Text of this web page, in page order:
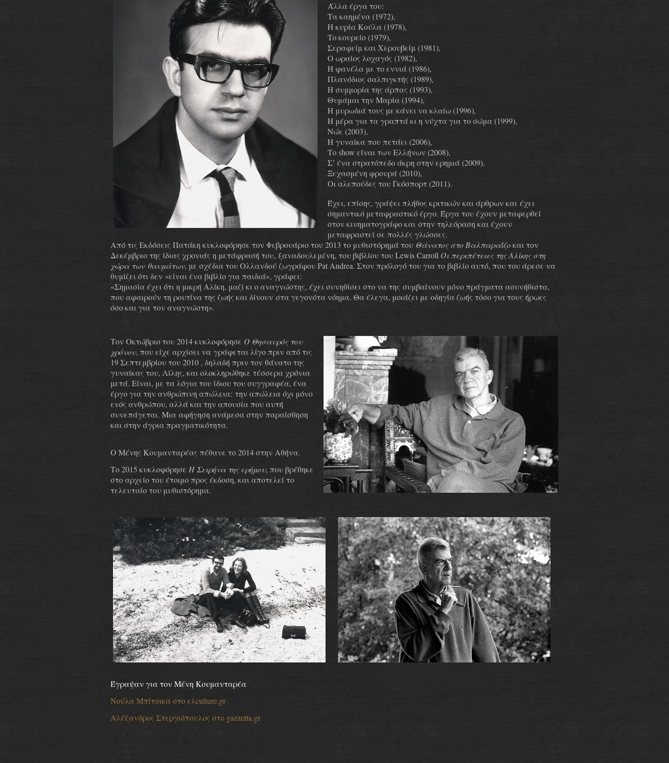
Άλλα έργα του:
Τα καημένα (1972),
Η κυρία Κούλα (1978),
Το κουρείο (1979),
Σεραφείμ και Χερουβείμ (1981),
Ο ωραίος λοχαγός (1982),
Η φανέλα με το εννιά (1986),
Πλανόδιος σαλπιγκτής (1989),
Η συμμορία της άρπας (1993),
Θυμάμαι την Μαρία (1994),
Η μυρωδιά τους με κάνει να κλαίω (1996),
Η μέρα για τα γραπτά κι η νύχτα για το σώμα (1999),
Νώε (2003),
Η γυναίκα που πετάει (2006),
Το show είναι των Ελλήνων (2008),
Σ’ ένα στρατόπεδο άκρη στην ερημιά (2009),
Ξεχασμένη φρουρά (2010),
Οι αλεπούδες του Γκόσπορτ (2011).
Έχει, επίσης, γράψει πλήθος κριτικών και άρθρων και έχει
σημαντικό μεταφραστικό έργο. Έργα του έχουν μεταφερθεί
στον κινηματογράφο και στην τηλεόραση και έχουν
μεταφραστεί σε πολλές γλώσσες.
Από τις Εκδόσεις Πατάκη κυκλοφόρησε τον Φεβρουάριο του 2013 το μυθιστόρημά του Θάνατος στο Βαλπαραΐζοκαι τον
Δεκέμβριο της ίδιας χρονιάς η μετάφρασή του, ξαναδουλεμένη, του βιβλίου του Lewis Carroll Οι περιπέτειες της Αλίκης στη
χώρα των θαυμάτων, με σχέδια του Ολλανδού ζωγράφου Pat Andrea. Στον πρόλογό του για το βιβλίο αυτό, που του άρεσε να
θυμίζει ότι δεν «είναι ένα βιβλίο για παιδιά», γράφει:
«Σημασία έχει ότι η μικρή Αλίκη, μαζί κι ο αναγνώστης, έχει συνηθίσει στο να της συμβαίνουν μόνο πράγματα ασυνήθιστα,
που αφαιρούν τη ρουτίνα της ζωής και δίνουν στα γεγονότα νόημα. Θα έλεγα, μοιάζει με οδηγία ζωής τόσο για τους ήρωες
όσο και για τον αναγνώστη».
Τον Οκτώβριο του 2014 κυκλοφόρησε Ο Θησαυρός του
χρόνου, που είχε αρχίσει να γράφεται λίγο πριν από τις
19 Σεπτεμβρίου του 2010 , δηλαδή πριν τον θάνατο της
γυναίκας του, Λίλης, και ολοκληρώθηκε τέσσερα χρόνια
μετά. Είναι, με τα λόγια του ίδιου του συγγραφέα, ένα
έργο για την ανθρώπινη απώλεια: την απώλεια όχι μόνο
ενός ανθρώπου, αλλά και την απουσία που αυτή
συνεπάγεται. Μια αφήγηση ανάμεσα στην παραίσθηση
και στην άγρια πραγματικότητα.
Ο Μένης Κουμανταρέας πέθανε το 2014 στην Αθήνα.
Το 2015 κυκλοφόρησε Η Σειρήνα της ερήμου, που βρέθηκε
στο αρχείο του έτοιμο προς έκδοση, και αποτελεί το
τελευταίο του μυθιστόρημα.
Έγραψαν για τον Μένη Κουμανταρέα
Νούλα Μπίτσικα στο ελculture.gr
Αλέξανδρος Στεργιόπουλος στο gazzetta.gr